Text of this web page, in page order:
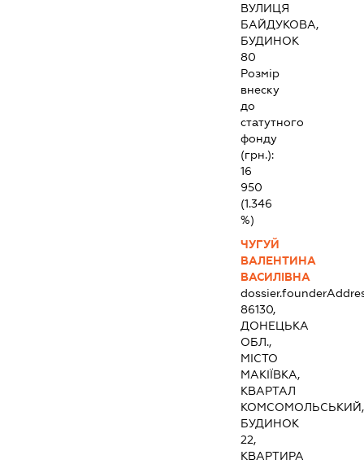
ВУЛИЦЯ
БАЙДУКОВА,
БУДИНОК
80
Розмір
внеску
до
статутного
фонду
(грн.):
16
950
(1.346
%)
ЧУГУЙ
ВАЛЕНТИНА
ВАСИЛІВНА
86130,
ДОНЕЦЬКА
ОБЛ.,
МІСТО
МАКІЇВКА,
КВАРТАЛ
КОМСОМОЛЬСЬКИЙ,
БУДИНОК
22,
КВАРТИРА